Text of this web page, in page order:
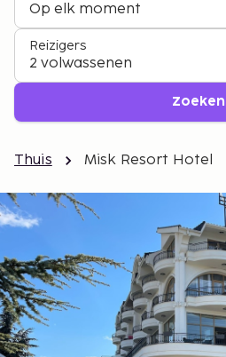
Op elk moment
Reizigers
2 volwassenen
Zoeken
Thuis Misk Resort Hotel